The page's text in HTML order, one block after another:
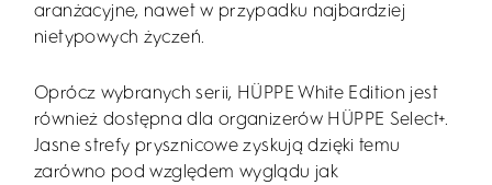
aranżacyjne, nawet w przypadku najbardziej
nietypowych życzeń.
Oprócz wybranych serii, HÜPPE White Edition jest
również dostępna dla organizerów HÜPPE Select+.
Jasne strefy prysznicowe zyskują dzięki temu
zarówno pod względem wyglądu jak